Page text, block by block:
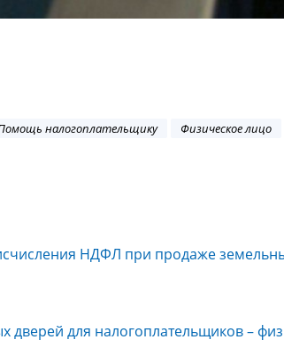
налогоплательщику Физическое лицо
НДФЛ при продаже
для налогоплательщиков –